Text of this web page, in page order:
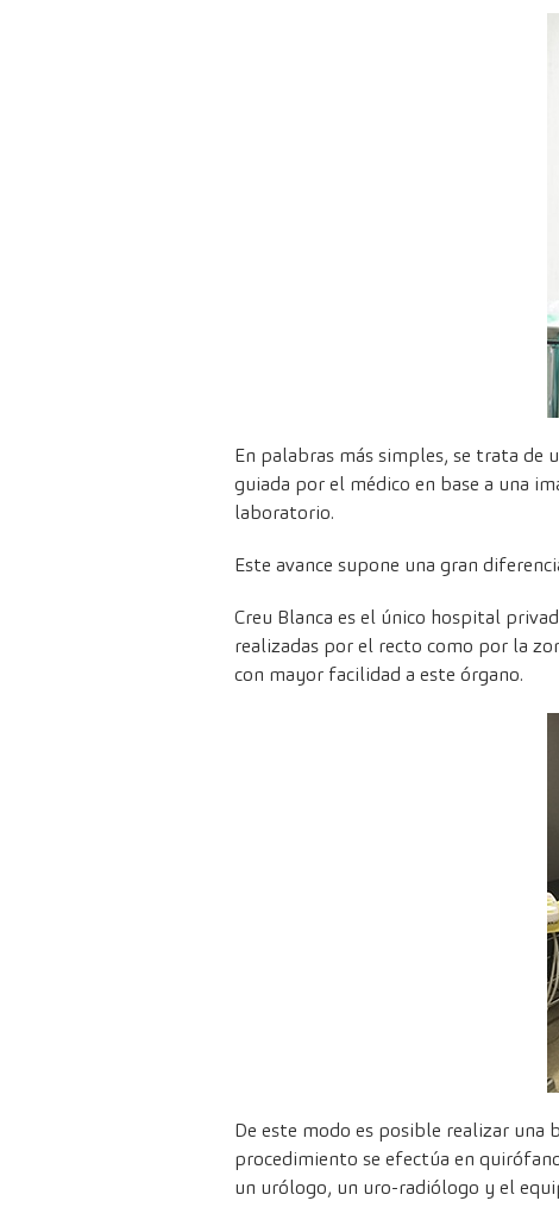
En palabras más simples, se trata de
guiada por el médico en base a una
laboratorio.
Este avance supone una gran
Creu Blanca es el único hospital
realizadas por el recto como por la
con mayor facilidad a este órgano.
De este modo es posible realizar una
procedimiento se efectúa en
un urólogo, un uro-radiólogo y el